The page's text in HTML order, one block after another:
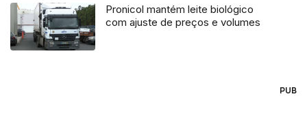
Pronicol mantém leite biológico
com ajuste de preços e volumes
PUB